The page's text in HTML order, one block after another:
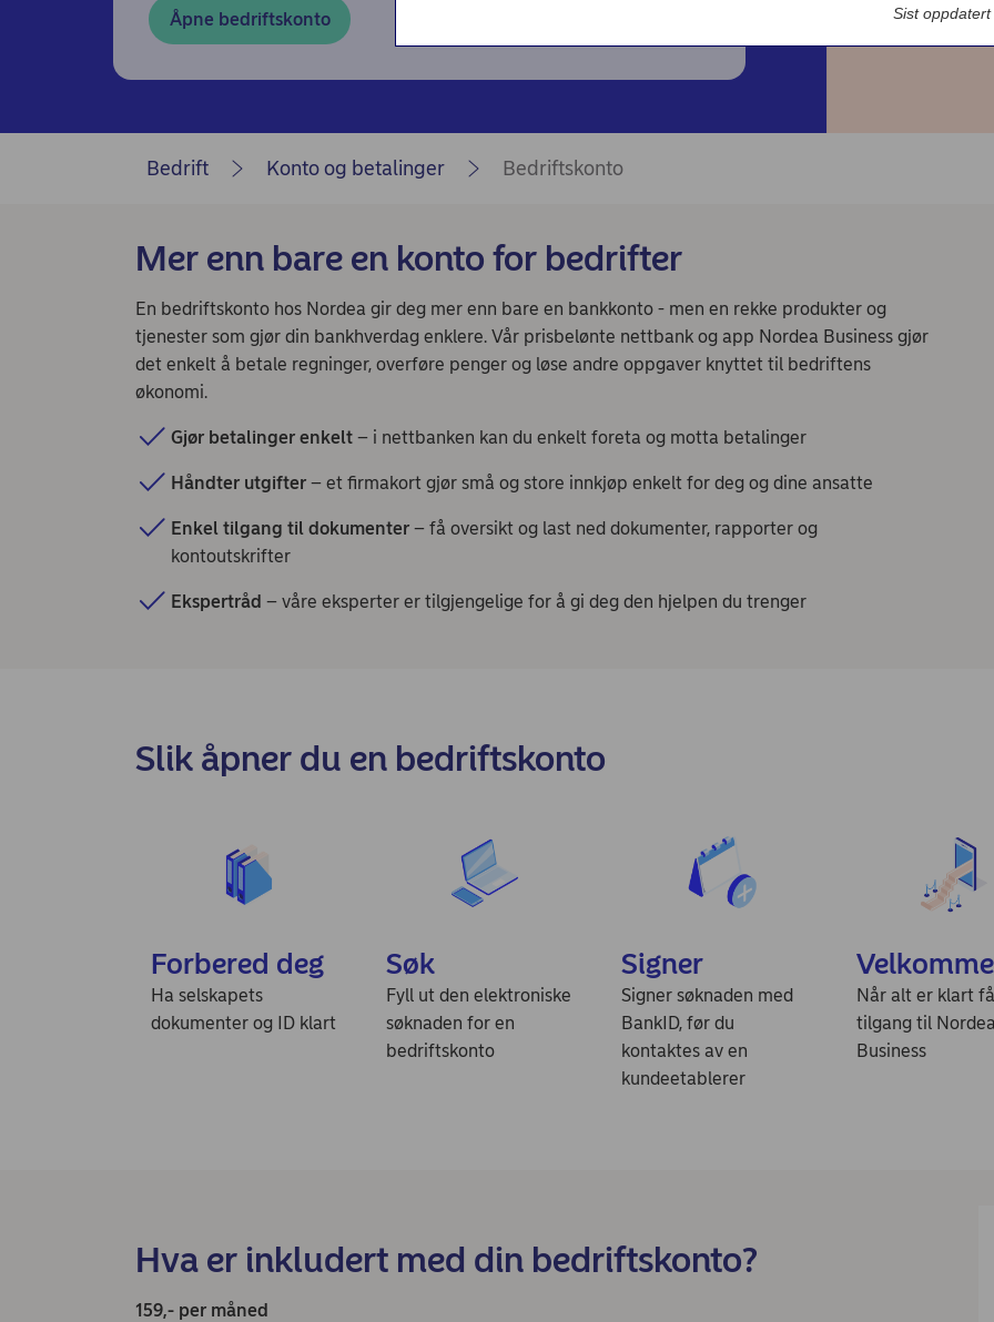
Nordea Liv (nettside)
Nordea Finance
Åpne bedriftskonto
Bedrift Konto og betalinger Bedriftskonto
Mer enn bare en konto for bedrifter
En bedriftskonto hos Nordea gir deg mer enn bare en bankkonto - men en rekke produkter og
tjenester som gjør din bankhverdag enklere. Vår prisbelønte nettbank og app Nordea Business gjør
det enkelt å betale regninger, overføre penger og løse andre oppgaver knyttet til bedriftens
økonomi.
Gjør betalinger enkelt – i nettbanken kan du enkelt foreta og motta betalinger
Håndter utgifter – et firmakort gjør små og store innkjøp enkelt for deg og dine ansatte
Enkel tilgang til dokumenter – få oversikt og last ned dokumenter, rapporter og
kontoutskrifter
Ekspertråd – våre eksperter er tilgjengelige for å gi deg den hjelpen du trenger
Slik åpner du en bedriftskonto
Forbered deg
Ha selskapets
dokumenter og ID klart
Søk
Fyll ut den elektroniske
søknaden for en
bedriftskonto
Signer
Signer søknaden med
BankID, før du
kontaktes av en
kundeetablerer
Når alt er klart
tilgang til
Business
Hva er inkludert med din bedriftskonto?
159,- per måned
Sist